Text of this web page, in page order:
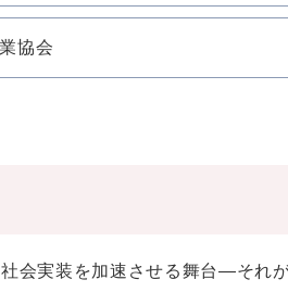
協会
会実装を加速させる舞台―それ